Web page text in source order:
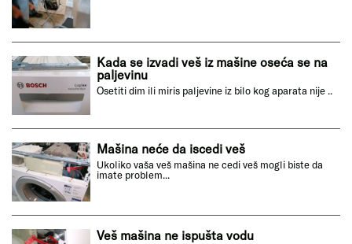
Kada se izvadi veš iz mašine oseća se na
paljevinu
Osetiti dim ili miris paljevine iz bilo kog aparata nije ..
Mašina neće da iscedi veš
Ukoliko vaša veš mašina ne cedi veš mogli biste da
imate problem...
Veš mašina ne ispušta vodu